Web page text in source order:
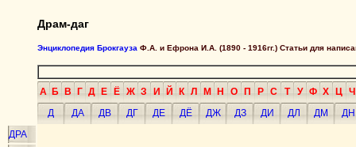
Драм-даг
Энциклопедия Брокгауза Ф.А. и Ефрона И.А. (1890 - 1916гг.) Статьи для
А Б В Г Д Е Ё Ж З И Й К Л М Н О П Р С Т У Ф Х Ц Ч
Д
ДА ДВ ДГ ДЕ ДЁ ДЖ ДЗ ДИ ДЛ ДМ
ДН
ДРА